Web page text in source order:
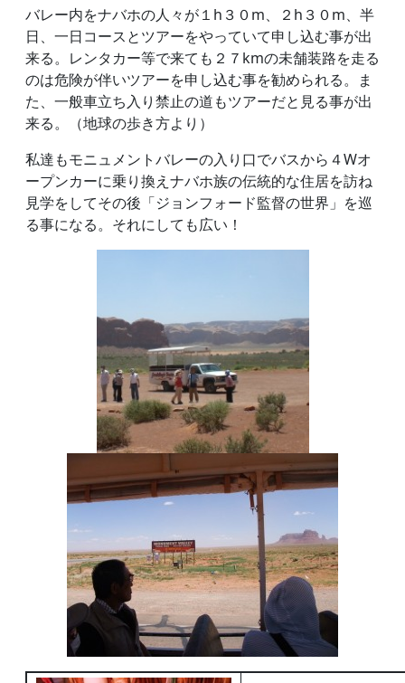
バレー内をナバホの人々が１h３０m、２h３０m、半
日、一日コースとツアーをやっていて申し込む事が出
来る。レンタカー等で来ても２７kmの未舗装路を走る
のは危険が伴いツアーを申し込む事を勧められる。ま
た、一般車立ち入り禁止の道もツアーだと見る事が出
来る。（地球の歩き方より）
私達もモニュメントバレーの入り口でバスから４Wオ
ープンカーに乗り換えナバホ族の伝統的な住居を訪ね
見学をしてその後「ジョンフォード監督の世界」を巡
る事になる。それにしても広い！